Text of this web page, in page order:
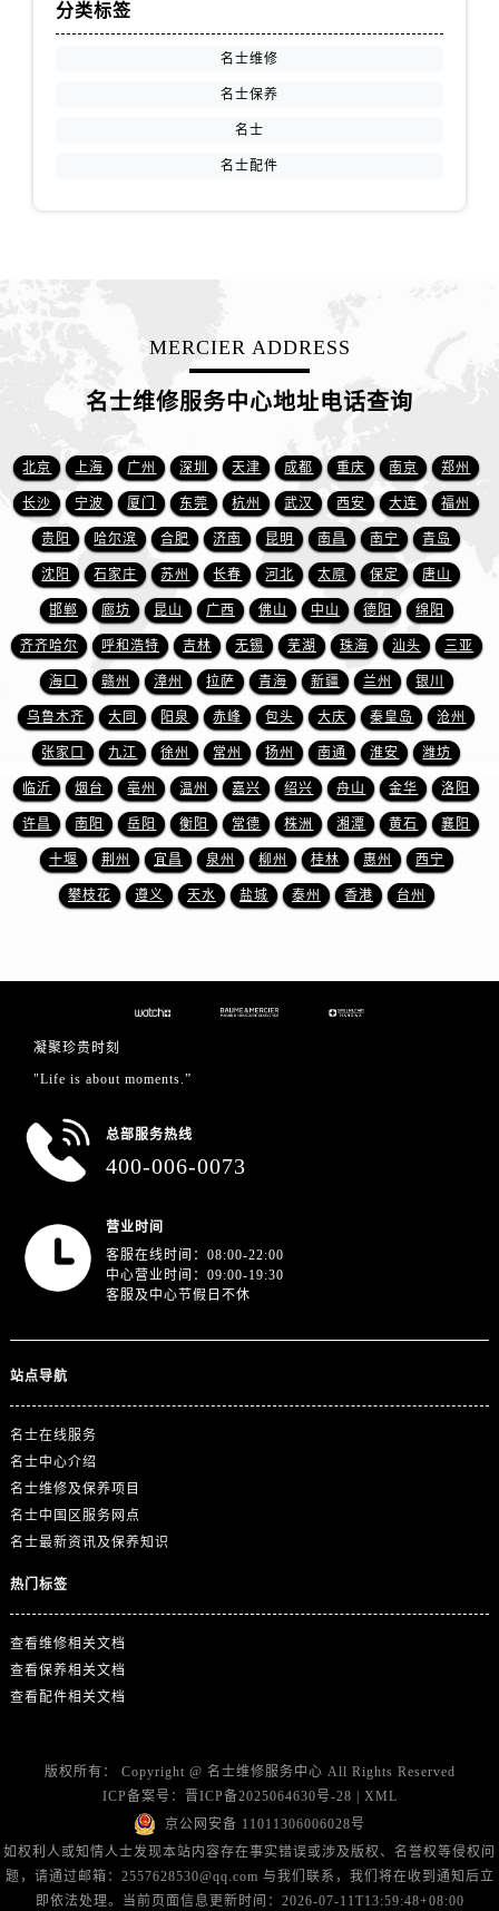
安徽省铜陵市铜官区石城大道名士售后服务中心（需提前预约）
安徽省芜湖市镜湖区中山路步行街名士售后服务中心（需提前预约）
安徽省宣城市宣州区叠嶂西路名士售后服务中心（需提前预约）
福建省龙岩市新罗区九一南路名士售后服务中心（需提前预约）
福建省南平市建阳区人民西路名士售后服务中心（需提前预约）
福建省宁德市蕉城区天湖东路名士售后服务中心（需提前预约）
福建省莆田市城厢区霞林街道荔华东大道名士售后服务中心（需提前预约）
福建省三明市三元区东乾二路名士售后服务中心（需提前预约）
福建省漳州市龙文区步港路名士售后服务中心（需提前预约）
江苏省常州市新北区龙锦路1590号现代传媒中心5号楼10层1008室名士售后服务中心（需提前预约）
江苏省淮安市清江浦区淮海北路名士售后服务中心（需提前预约）
江苏省连云港市海州区通灌北路名士售后服务中心（需提前预约）
江苏省南京市秦淮区中山南路1号南京中心22层22-C1-C3室名士售后服务中心（需提前预约）
江苏省宿迁市宿城区西湖路名士售后服务中心（需提前预约）
江苏省扬州市邗江区国展路29号星耀天地写字楼1号楼18层1803室名士售后服务中心（需提前预约）
浙江省湖州市吴兴区劳动路名士售后服务中心（需提前预约）
分类标签
名士维修
名士保养
名士
名士配件
MERCIER ADDRESS
名士维修服务中心地址电话查询
北京 上海 广州 深圳 天津 成都 重庆 南京 郑州
长沙 宁波 厦门 东莞 杭州 武汉 西安 大连 福州
贵阳 哈尔滨 合肥 济南 昆明 南昌 南宁 青岛
沈阳 石家庄 苏州 长春 河北 太原 保定 唐山
邯郸 廊坊 昆山 广西 佛山 中山 德阳 绵阳
齐齐哈尔 呼和浩特 吉林 无锡 芜湖 珠海 汕头 三亚
海口 赣州 漳州 拉萨 青海 新疆 兰州 银川
乌鲁木齐 大同 阳泉 赤峰 包头 大庆 秦皇岛 沧州
张家口 九江 徐州 常州 扬州 南通 淮安 潍坊
临沂 烟台 亳州 温州 嘉兴 绍兴 舟山 金华 洛阳
许昌 南阳 岳阳 衡阳 常德 株洲 湘潭 黄石 襄阳
十堰 荆州 宜昌 泉州 柳州 桂林 惠州 西宁
攀枝花 遵义 天水 盐城 泰州 香港 台州
凝聚珍贵时刻
"Life is about moments.”
总部服务热线
400-006-0073
营业时间
客服在线时间：08:00-22:00
中心营业时间：09:00-19:30
客服及中心节假日不休
站点导航
名士在线服务
名士中心介绍
名士维修及保养项目
名士中国区服务网点
名士最新资讯及保养知识
热门标签
查看维修相关文档
查看保养相关文档
查看配件相关文档
版权所有： Copyright @ 名士维修服务中心 All Rights Reserved
ICP备案号： 晋ICP备2025064630号-28
XML
京公网安备 11011306006028号
如权利人或知情人士发现本站内容存在事实错误或涉及版权、名誉权等侵权问
题，请通过邮箱：2557628530@qq.com 与我们联系，我们将在收到通知后立
即依法处理。当前页面信息更新时间：2026-07-11T13:59:48+08:00